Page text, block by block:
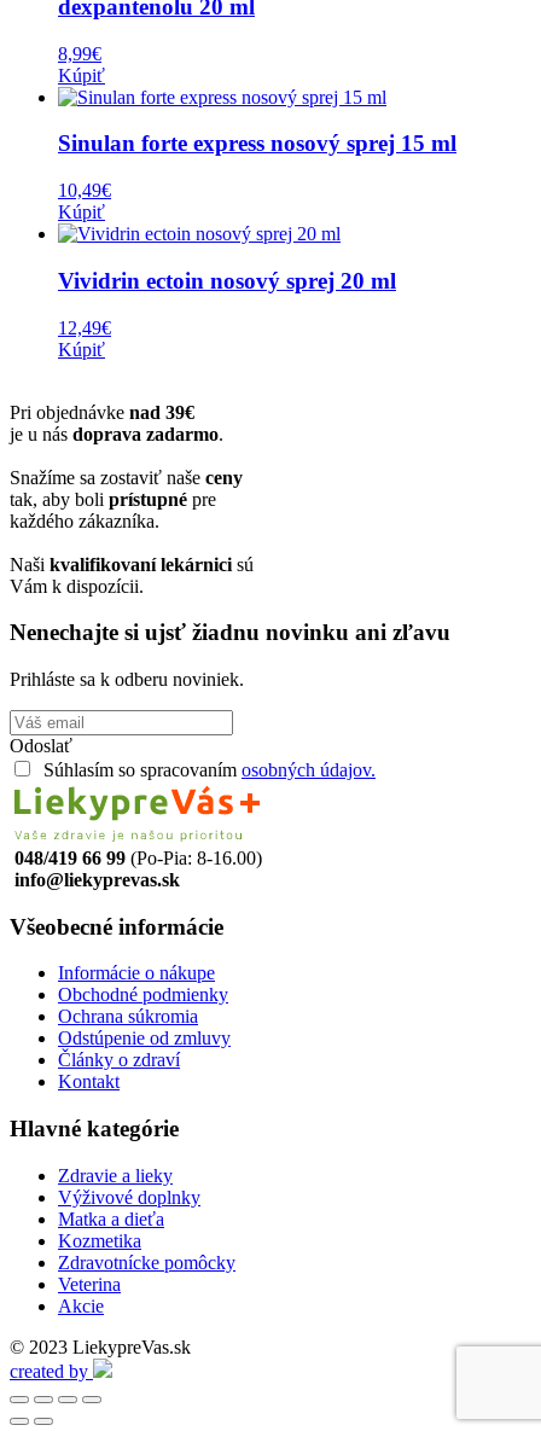
dexpantenolu 20 ml
8,99€
Kúpiť
Sinulan forte express nosový sprej 15 ml
10,49€
Kúpiť
Vividrin ectoin nosový sprej 20 ml
12,49€
Kúpiť
Pri objednávke nad 39€
je u nás doprava zadarmo.
Snažíme sa zostaviť naše ceny
tak, aby boli prístupné pre
každého zákazníka.
Naši kvalifikovaní lekárnici sú
Vám k dispozícii.
Nenechajte si ujsť žiadnu novinku ani zľavu
Prihláste sa k odberu noviniek.
Odoslať
Súhlasím so spracovaním osobných údajov.
048/419 66 99 (Po-Pia: 8-16.00)
info@liekyprevas.sk
Všeobecné informácie
Informácie o nákupe
Obchodné podmienky
Ochrana súkromia
Odstúpenie od zmluvy
Články o zdraví
Kontakt
Hlavné kategórie
Zdravie a lieky
Výživové doplnky
Matka a dieťa
Kozmetika
Zdravotnícke pomôcky
Veterina
Akcie
© 2023 LiekypreVas.sk
created by